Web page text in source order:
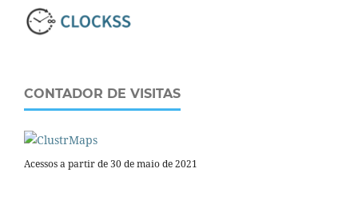
CONTADOR DE VISITAS
Acessos a partir de 30 de maio de 2021